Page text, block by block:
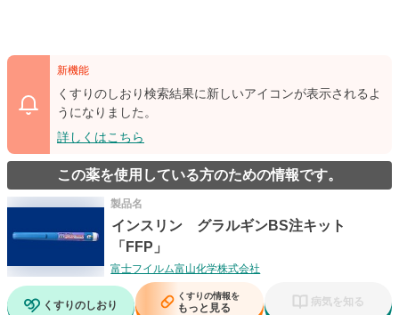
新機能
くすりのしおり検索結果に新しいアイコンが表示されるよ
うになりました。
詳しくはこちら
この薬を使用している方のための情報です。
製品名
インスリン グラルギンBS注キット
「FFP」
富士フイルム富山化学株式会社
くすりのしおり
くすりの情報を
もっと見る 病気を知る